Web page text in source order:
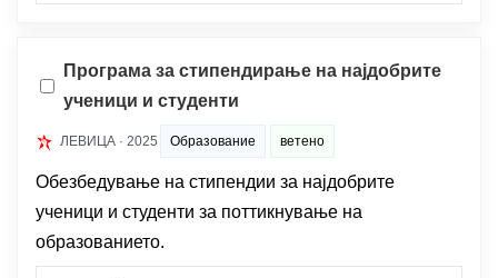
Програма за стипендирање на најдобрите
ученици и студенти
ЛЕВИЦА · 2025 Образование ветено
Обезбедување на стипендии за најдобрите
ученици и студенти за поттикнување на
образованието.